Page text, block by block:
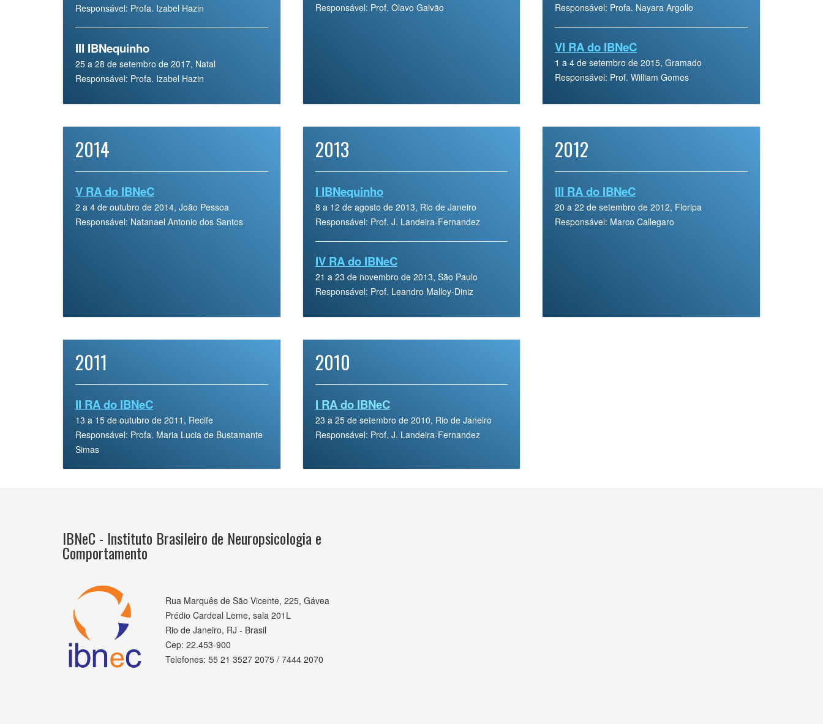
Responsável: Profa. Izabel Hazin
III IBNequinho
25 a 28 de setembro de 2017, Natal
Responsável: Profa. Izabel Hazin
Responsável: Prof. Olavo Galvão
Responsável: Profa. Nayara Argollo
VI RA do IBNeC
1 a 4 de setembro de 2015, Gramado
Responsável: Prof. William Gomes
2014
V RA do IBNeC
2 a 4 de outubro de 2014, João Pessoa
Responsável: Natanael Antonio dos Santos
2013
I IBNequinho
8 a 12 de agosto de 2013, Rio de Janeiro
Responsável: Prof. J. Landeira-Fernandez
IV RA do IBNeC
21 a 23 de novembro de 2013, São Paulo
Responsável: Prof. Leandro Malloy-Diniz
2012
III RA do IBNeC
20 a 22 de setembro de 2012, Floripa
Responsável: Marco Callegaro
2011
II RA do IBNeC
13 a 15 de outubro de 2011, Recife
Responsável: Profa. Maria Lucia de Bustamante
Simas
2010
I RA do IBNeC
23 a 25 de setembro de 2010, Rio de Janeiro
Responsável: Prof. J. Landeira-Fernandez
IBNeC - Instituto Brasileiro de Neuropsicologia e
Comportamento
Rua Marquês de São Vicente, 225, Gávea
Prédio Cardeal Leme, sala 201L
Rio de Janeiro, RJ - Brasil
Cep: 22.453-900
Telefones: 55 21 3527 2075 / 7444 2070